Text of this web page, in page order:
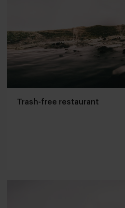
Trash-free restaurant